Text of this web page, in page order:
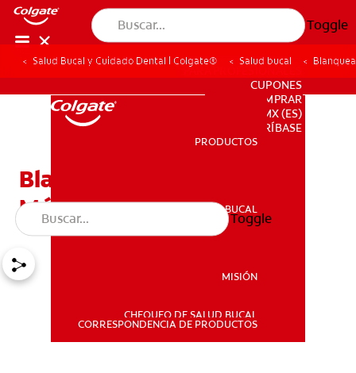
Toggle
PRODUCTOS
SALUD BUCAL
PARA PROFESIONALES
CUPONES
DONDE COMPRAR
MX (ES)
SUSCRÍBASE
PRODUCTOS
SALUD BUCAL
MISIÓN
CHEQUEO DE SALUD BUCAL
CORRESPONDENCIA DE PRODUCTOS
Toggle
Salud Bucal y Cuidado Dental | Colgate® Salud bucal
Blanqueamiento dental:
Métodos para realizarlo